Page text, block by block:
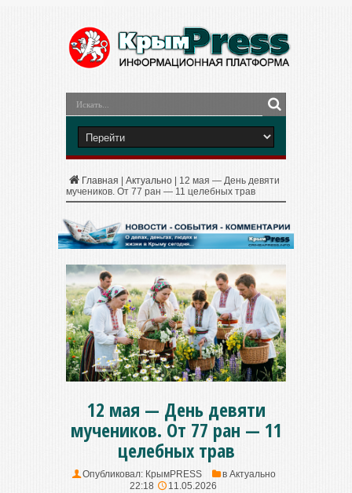
Главная Актуально
12 мая — День девяти
мучеников. От 77 ран — 11 целебных трав
12 мая — День девяти
мучеников. От 77 ран — 11
целебных трав
Опубликовал: КрымPRESS в Актуально
22:18
11.05.2026